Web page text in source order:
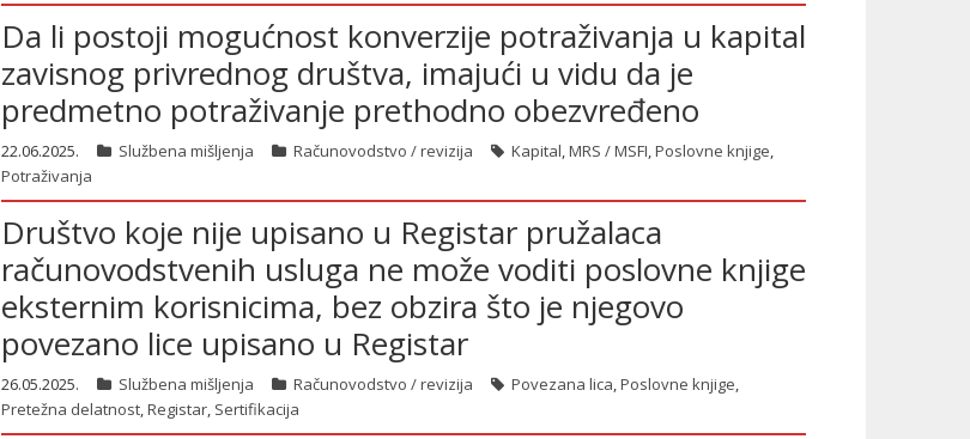
Da li postoji mogućnost konverzije potraživanja u kapital
zavisnog privrednog društva, imajući u vidu da je
predmetno potraživanje prethodno obezvređeno
22.06.2025. Službena mišljenja Računovodstvo / revizija Kapital,MRS / MSFI,Poslovne knjige,
Potraživanja
Društvo koje nije upisano u Registar pružalaca
računovodstvenih usluga ne može voditi poslovne knjige
eksternim korisnicima, bez obzira što je njegovo
povezano lice upisano u Registar
26.05.2025. Službena mišljenja Računovodstvo / revizija Povezana lica,Poslovne knjige,
Pretežna delatnost,Registar, Sertifikacija